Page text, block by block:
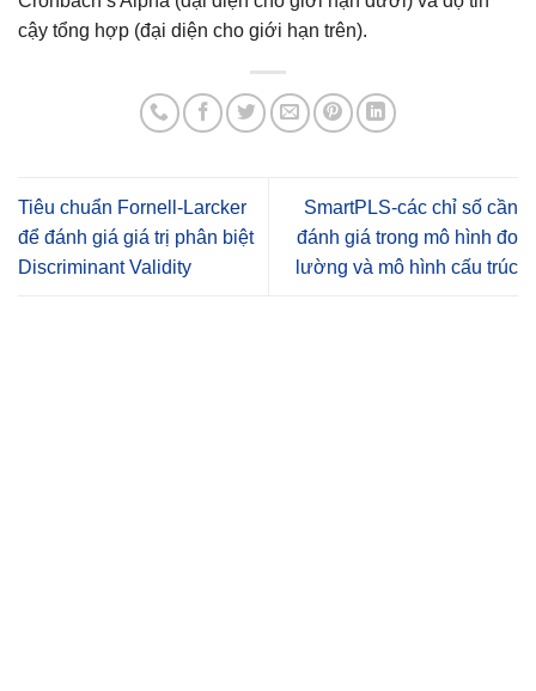
cậy tổng hợp (đại diện cho giới hạn trên).
Tiêu chuẩn Fornell-Larcker
để đánh giá giá trị phân biệt
Discriminant Validity
SmartPLS-các chỉ số cần
đánh giá trong mô hình đo
lường và mô hình cấu trúc